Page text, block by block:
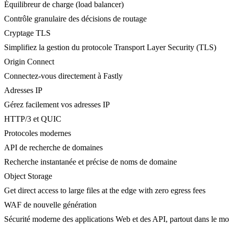
Équilibreur de charge (load balancer)
Contrôle granulaire des décisions de routage
Cryptage TLS
Simplifiez la gestion du protocole Transport Layer Security (TLS)
Origin Connect
Connectez-vous directement à Fastly
Adresses IP
Gérez facilement vos adresses IP
HTTP/3 et QUIC
Protocoles modernes
API de recherche de domaines
Recherche instantanée et précise de noms de domaine
Object Storage
Get direct access to large files at the edge with zero egress fees
WAF de nouvelle génération
Sécurité moderne des applications Web et des API, partout dans le